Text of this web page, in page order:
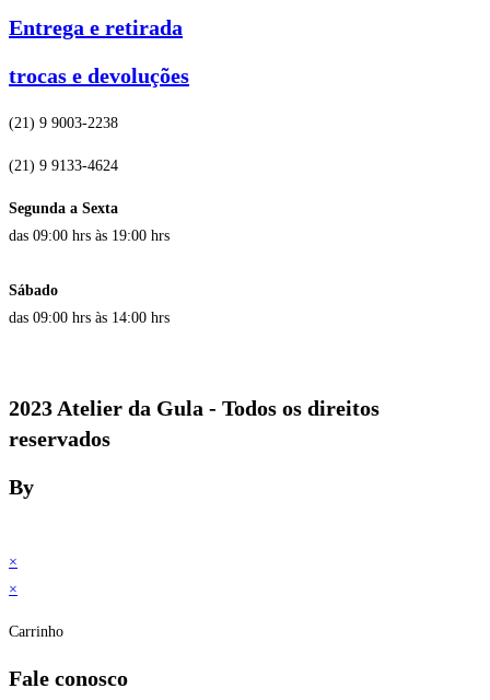
Entrega e retirada
trocas e devoluções
(21) 9 9003-2238
(21) 9 9133-4624
Segunda a Sexta
das 09:00 hrs às 19:00 hrs
Sábado
das 09:00 hrs às 14:00 hrs
2023 Atelier da Gula - Todos os direitos
reservados
By
×
×
Carrinho
Fale conosco